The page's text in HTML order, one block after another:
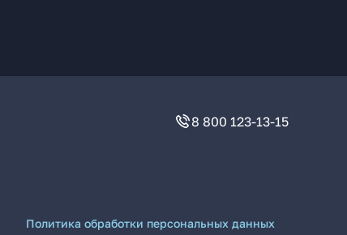
8 800 123-13-15
Политика обработки персональных данных